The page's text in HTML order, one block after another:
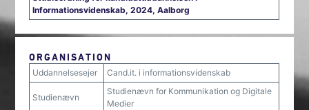
Informationsvidenskab, 2024, Aalborg
ORGANISATION
Uddannelsesejer Cand.it. i informationsvidenskab
Studienævn
Studienævn for Kommunikation og Digitale
Medier